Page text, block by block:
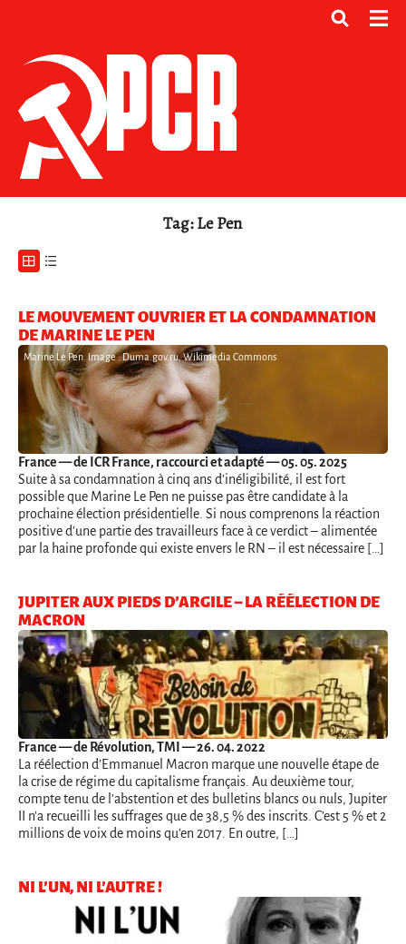
Tag: Le Pen
LE MOUVEMENT OUVRIER ET LA CONDAMNATION
DE MARINE LE PEN
Marine Le Pen. Image : Duma.gov.ru, Wikimedia Commons
France— de ICR France, raccourci et adapté — 05. 05. 2025
Suite à sa condamnation à cinq ans d’inéligibilité, il est fort
possible que Marine Le Pen ne puisse pas être candidate à la
prochaine élection présidentielle. Si nous comprenons la réaction
positive d’une partie des travailleurs face à ce verdict – alimentée
par la haine profonde qui existe envers le RN – il est nécessaire […]
JUPITER AUX PIEDS D’ARGILE – LA RÉÉLECTION DE
MACRON
France— de Révolution, TMI — 26. 04. 2022
La réélection d’Emmanuel Macron marque une nouvelle étape de
la crise de régime du capitalisme français. Au deuxième tour,
compte tenu de l’abstention et des bulletins blancs ou nuls, Jupiter
II n’a recueilli les suffrages que de 38,5 % des inscrits. C’est 5 % et 2
millions de voix de moins qu’en 2017. En outre, […]
NI L’UN, NI L’AUTRE !